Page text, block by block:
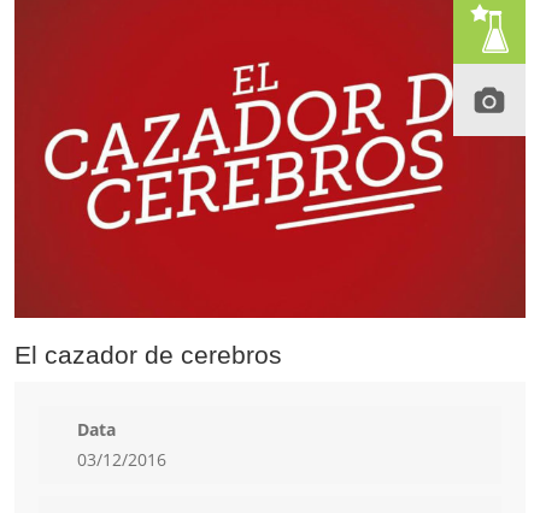
El cazador de cerebros
Data
03/12/2016